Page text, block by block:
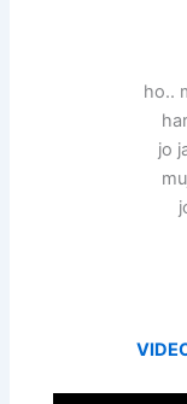
ho..
jo